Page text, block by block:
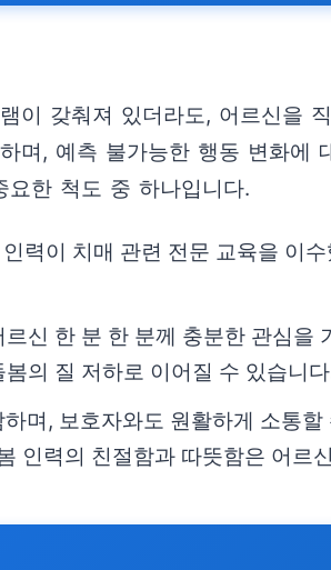
이 갖춰져 있더라도, 어르신을
며, 예측 불가능한 행동 변화에
한 척도 중 하나입니다.
력이 치매 관련 전문 교육을 이
신 한 분 한 분께 충분한 관심
의 질 저하로 이어질 수 있습니
며, 보호자와도 원활하게 소통
인력의 친절함과 따뜻함은 어르